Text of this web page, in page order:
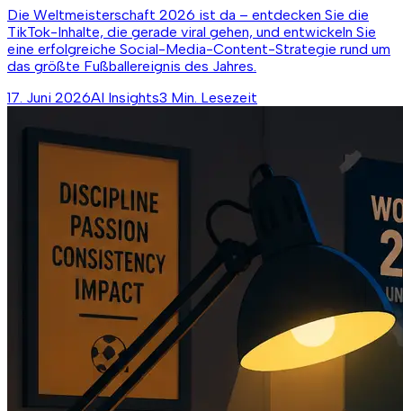
Die Weltmeisterschaft 2026 ist da – entdecken Sie die
TikTok-Inhalte, die gerade viral gehen, und entwickeln Sie
eine erfolgreiche Social-Media-Content-Strategie rund um
das größte Fußballereignis des Jahres.
17. Juni 2026AI Insights3 Min. Lesezeit